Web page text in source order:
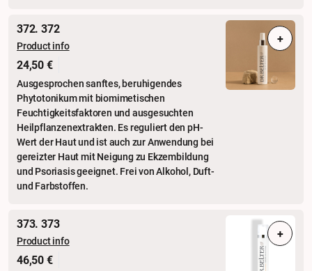
372. 372
Product info
24,50 €
Ausgesprochen sanftes, beruhigendes
Phytotonikum mit biomimetischen
Feuchtigkeitsfaktoren und ausgesuchten
Heilpflanzenextrakten. Es reguliert den pH-
Wert der Haut und ist auch zur Anwendung bei
gereizter Haut mit Neigung zu Ekzembildung
und Psoriasis geeignet. Frei von Alkohol, Duft-
und Farbstoffen.
+
373. 373
Product info
46,50 €
+